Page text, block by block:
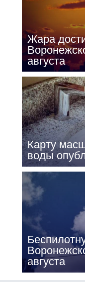
Жара
августа
Карту
воды
августа